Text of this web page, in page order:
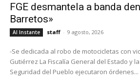
FGE desmantela a banda
Barretos»
Al Instante staff - 9 agosto, 2026
-Se dedicada al robo de motocicletas con
Gutiérrez La Fiscalía General del Estado y la Secretaría de
Seguridad del Pueblo ejecutaron órdenes...